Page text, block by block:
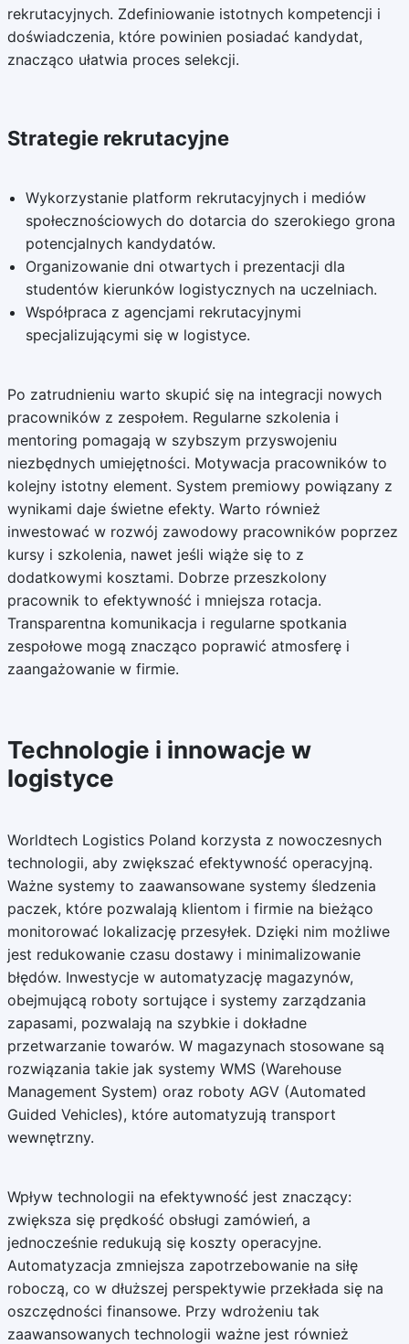
rekrutacyjnych. Zdefiniowanie istotnych kompetencji i
doświadczenia, które powinien posiadać kandydat,
znacząco ułatwia proces selekcji.
Strategie rekrutacyjne
Wykorzystanie platform rekrutacyjnych i mediów
społecznościowych do dotarcia do szerokiego grona
potencjalnych kandydatów.
Organizowanie dni otwartych i prezentacji dla
studentów kierunków logistycznych na uczelniach.
Współpraca z agencjami rekrutacyjnymi
specjalizującymi się w logistyce.
Po zatrudnieniu warto skupić się na integracji nowych
pracowników z zespołem. Regularne szkolenia i
mentoring pomagają w szybszym przyswojeniu
niezbędnych umiejętności. Motywacja pracowników to
kolejny istotny element. System premiowy powiązany z
wynikami daje świetne efekty. Warto również
inwestować w rozwój zawodowy pracowników poprzez
kursy i szkolenia, nawet jeśli wiąże się to z
dodatkowymi kosztami. Dobrze przeszkolony
pracownik to efektywność i mniejsza rotacja.
Transparentna komunikacja i regularne spotkania
zespołowe mogą znacząco poprawić atmosferę i
zaangażowanie w firmie.
Technologie i innowacje w
logistyce
Worldtech Logistics Poland korzysta z nowoczesnych
technologii, aby zwiększać efektywność operacyjną.
Ważne systemy to zaawansowane systemy śledzenia
paczek, które pozwalają klientom i firmie na bieżąco
monitorować lokalizację przesyłek. Dzięki nim możliwe
jest redukowanie czasu dostawy i minimalizowanie
błędów. Inwestycje w automatyzację magazynów,
obejmującą roboty sortujące i systemy zarządzania
zapasami, pozwalają na szybkie i dokładne
przetwarzanie towarów. W magazynach stosowane są
rozwiązania takie jak systemy WMS (Warehouse
Management System) oraz roboty AGV (Automated
Guided Vehicles), które automatyzują transport
wewnętrzny.
Wpływ technologii na efektywność jest znaczący:
zwiększa się prędkość obsługi zamówień, a
jednocześnie redukują się koszty operacyjne.
Automatyzacja zmniejsza zapotrzebowanie na siłę
roboczą, co w dłuższej perspektywie przekłada się na
oszczędności finansowe. Przy wdrożeniu tak
zaawansowanych technologii ważne jest również